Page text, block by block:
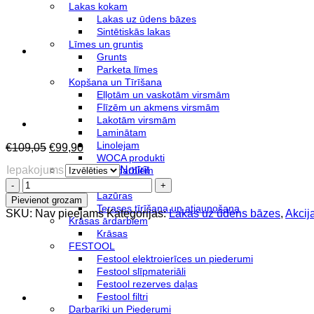
Lakas kokam
Lakas uz ūdens bāzes
Sintētiskās lakas
Līmes un gruntis
Grunts
Parketa līmes
Kopšana un Tīrīšana
Eļļotām un vaskotām virsmām
Flīzēm un akmens virsmām
Lakotām virsmām
Laminātam
Linolejam
WOCA produkti
Produkti ārdarbiem
Lazūras
Terases tīrīšana un atjaunošana
Krāsas ārdarbiem
Krāsas
FESTOOL
Festool elektroierīces un piederumi
Festool slīpmateriāli
Festool rezerves daļas
Festool filtri
Darbarīki un Piederumi
€109,05 Original
was:
€99,90Current
price
is:
Iepakojums
Notīrīt
AquaSeal
ExoBloc
–
gruntslaka
eksotiskajiem
kokiem
Pievienot grozam
SKU: Nav pieejams Kategorijas:Lakas uz ūdens bāzes,